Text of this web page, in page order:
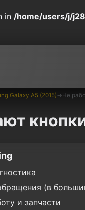
in /home/users/j/
Galaxy A5 (2015)→Не
(в
и запчасти